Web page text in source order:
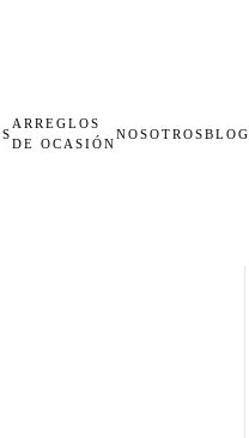
ARREGLOS
DE OCASIÓN
NOSOTROSBLOG